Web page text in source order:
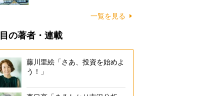
一覧を見る
の著者・連載
藤川里絵「さあ、投資を始めよ
う！」